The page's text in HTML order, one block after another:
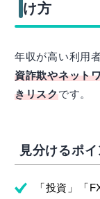
け方
年収が高い利用
資詐欺やネット
きリスクです。
見分けるポイ
「投資」「